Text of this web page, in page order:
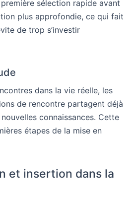
sélection rapide avant
plus approfondie, ce qui fait
de trop s’investir
dans la vie réelle, les
de rencontre partagent déjà
connaissances. Cette
étapes de la mise en
et insertion dans la